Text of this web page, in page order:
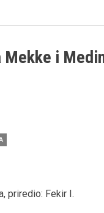
Mekke i
priredio: Fekir I.